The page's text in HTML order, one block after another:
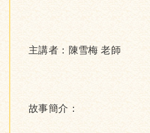
主講者：陳雪梅 老師
故事簡介：